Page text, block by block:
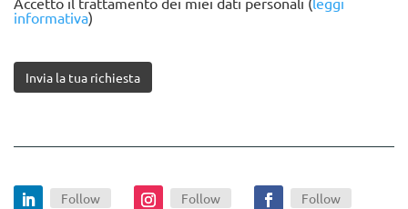
informativa)
Invia la tua richiesta
Follow Follow Follow